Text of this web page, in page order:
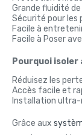
Grande fluidité
Sécurité pour les
Facile à
Facile à Poser
Pourquoi isoler
Réduisez les
Accès facile et
Installation ultra-
Grâce aux